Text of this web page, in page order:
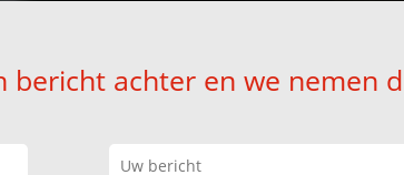
bericht achter en we nemen